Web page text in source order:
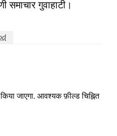
समाचार गुवाहाटी।
जाएगा. आवश्यक फ़ील्ड चिह्नित